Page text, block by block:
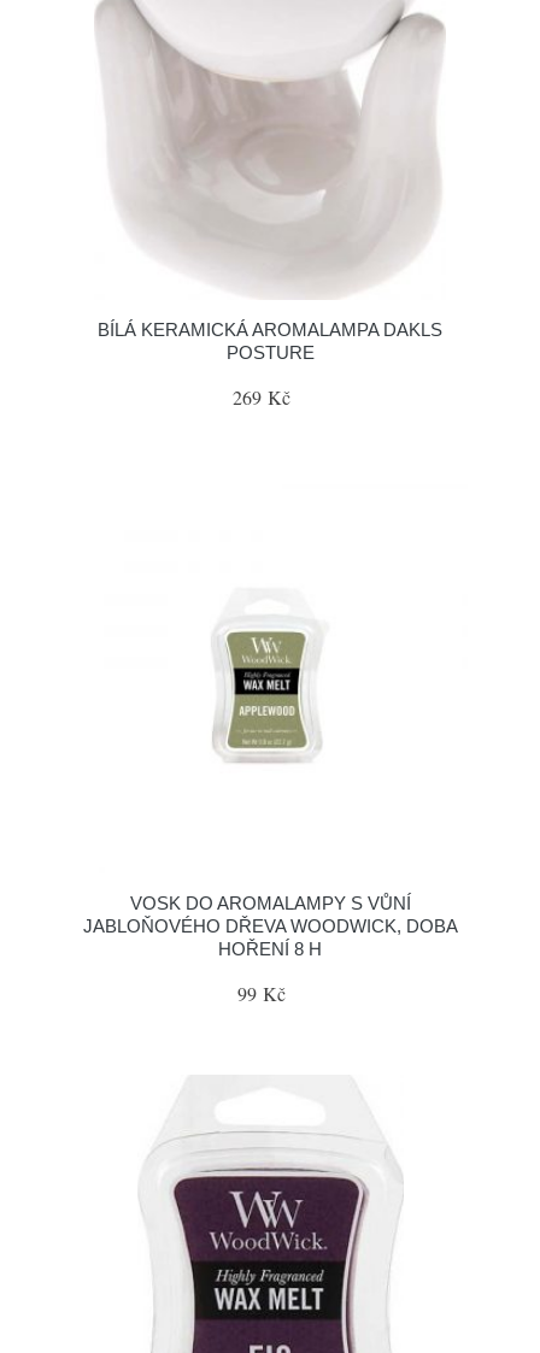
BÍLÁ KERAMICKÁ AROMALAMPA DAKLS
POSTURE
269 Kč
VOSK DO AROMALAMPY S VŮNÍ
JABLOŇOVÉHO DŘEVA WOODWICK, DOBA
HOŘENÍ 8 H
99 Kč